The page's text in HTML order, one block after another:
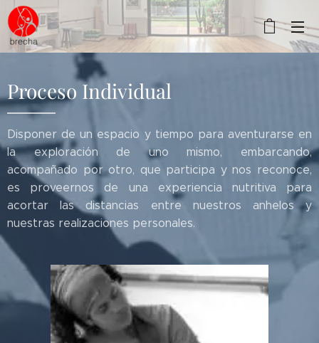
Proceso Individual
Disponer de un espacio y tiempo para aventurarse en
la exploración de uno mismo, embarcando,
acompañado por otro, que participa y nos reconoce,
es proveernos de una experiencia nutritiva para
acortar las distancias entre nuestros anhelos y
nuestras realizaciones personales.